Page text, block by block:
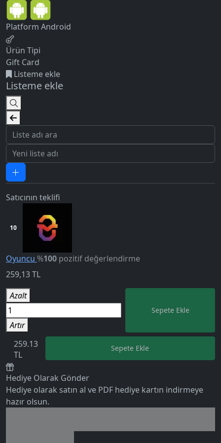
5.0
Platform Android
Ürün Tipi
Gift Card
Listeme ekle
Listeme ekle
Satıcının teklifi
10
Oyuncu %100 pozitif değerlendirme
259,13TL
Azalt
Artır
Sepete Ekle
259.13
TL
Sepete Ekle
Hediye Olarak Gönder
Hediye olarak satın al ve PDF hediye kartın indirmeye
hazır olsun.